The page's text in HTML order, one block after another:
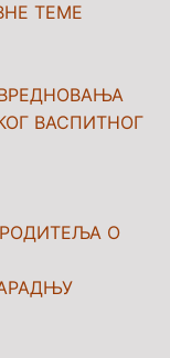
ТЕМЕ
ВАСПИТНОГ
О